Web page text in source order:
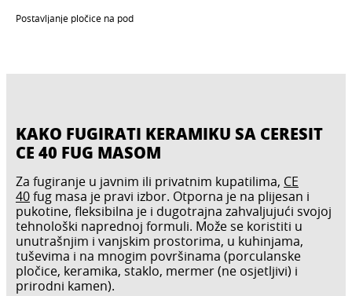
Postavljanje pločice na pod
KAKO FUGIRATI KERAMIKU SA CERESIT
CE 40 FUG MASOM
Za fugiranje u javnim ili privatnim kupatilima, CE
40fug masa je pravi izbor. Otporna je na plijesan i
pukotine, fleksibilna je i dugotrajna zahvaljujući svojoj
tehnološki naprednoj formuli. Može se koristiti u
unutrašnjim i vanjskim prostorima, u kuhinjama,
tuševima i na mnogim površinama (porculanske
pločice, keramika, staklo, mermer (ne osjetljivi) i
prirodni kamen).